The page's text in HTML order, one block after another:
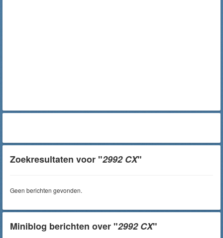
Zoekresultaten voor "2992 CX"
Geen berichten gevonden.
Miniblog berichten over "2992 CX"